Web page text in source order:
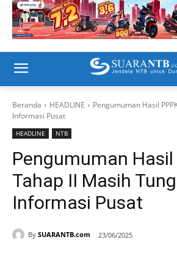
Beranda HEADLINE
Pengumuman Hasil
Informasi Pusat
HEADLINE NTB
Pengumuman Hasil
Tahap II Masih
Informasi Pusat
By SUARANTB.com 23/06/2025